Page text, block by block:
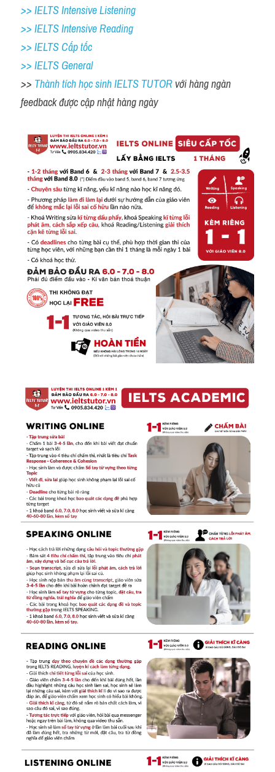
>> IELTS Intensive Listening
>> IELTS Intensive Reading
>> IELTS Cấp tốc
>> IELTS General
>> Thành tích học sinh IELTS TUTOR với hàng ngàn
feedback được cập nhật hàng ngày